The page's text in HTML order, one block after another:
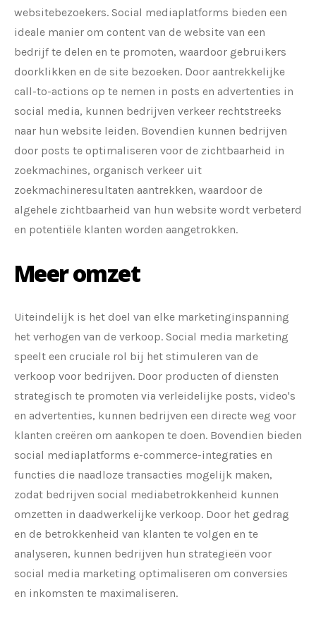
websitebezoekers. Social mediaplatforms bieden een
ideale manier om content van de website van een
bedrijf te delen en te promoten, waardoor gebruikers
doorklikken en de site bezoeken. Door aantrekkelijke
call-to-actions op te nemen in posts en advertenties in
social media, kunnen bedrijven verkeer rechtstreeks
naar hun website leiden. Bovendien kunnen bedrijven
door posts te optimaliseren voor de zichtbaarheid in
zoekmachines, organisch verkeer uit
zoekmachineresultaten aantrekken, waardoor de
algehele zichtbaarheid van hun website wordt verbeterd
en potentiële klanten worden aangetrokken.
Meer omzet
Uiteindelijk is het doel van elke marketinginspanning
het verhogen van de verkoop. Social media marketing
speelt een cruciale rol bij het stimuleren van de
verkoop voor bedrijven. Door producten of diensten
strategisch te promoten via verleidelijke posts, video's
en advertenties, kunnen bedrijven een directe weg voor
klanten creëren om aankopen te doen. Bovendien bieden
social mediaplatforms e-commerce-integraties en
functies die naadloze transacties mogelijk maken,
zodat bedrijven social mediabetrokkenheid kunnen
omzetten in daadwerkelijke verkoop. Door het gedrag
en de betrokkenheid van klanten te volgen en te
analyseren, kunnen bedrijven hun strategieën voor
social media marketing optimaliseren om conversies
en inkomsten te maximaliseren.